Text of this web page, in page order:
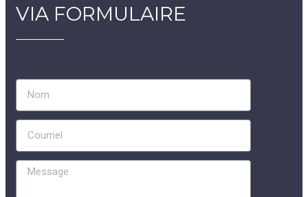
VIA FORMULAIRE